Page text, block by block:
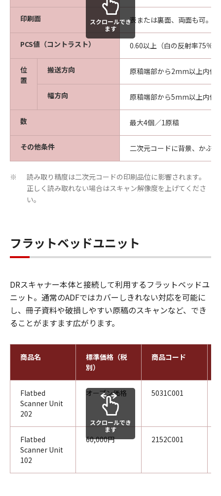
印刷面 表または裏面、両面も可。
PCS値（コントラスト） 0.60以上（白の反射率75％
位
置
搬送方向 原稿端部から2mm以上内側
幅方向 原稿端部から5mm以上内側
数 最大4個／1原稿
その他条件 二次元コードに背景、かぶ
※
読み取り精度は二次元コードの印刷品位に影響されます。
正しく読み取れない場合はスキャン解像度を上げてくださ
い。
スクロールでき
ます
フラットベッドユニット
DRスキャナー本体と接続して利用するフラットベッドユ
ニット。通常のADFではカバーしきれない対応を可能に
し、冊子資料や破損しやすい原稿のスキャンなど、でき
ることがますます広がります。
商品名
標準価格（税
別）
商品コード
Flatbed
Scanner Unit
202
オープン価格 5031C001
Flatbed
Scanner Unit
102
60,000円 2152C001
スクロールでき
ます